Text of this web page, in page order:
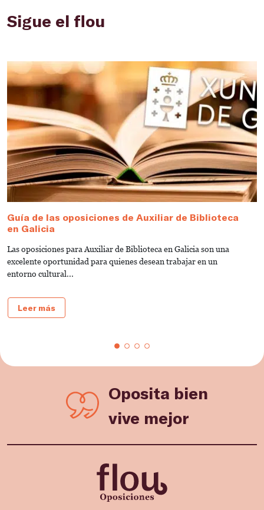
Sigue el flou
Guía de las oposiciones de Auxiliar de Biblioteca
en Galicia
Las oposiciones para Auxiliar de Biblioteca en Galicia son una
excelente oportunidad para quienes desean trabajar en un
entorno cultural...
Leer más
Oposita bien
vive mejor